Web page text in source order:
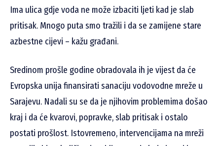
Ima ulica gdje voda ne može izbaciti ljeti kad je slab
pritisak. Mnogo puta smo tražili i da se zamijene stare
azbestne cijevi – kažu građani.
Sredinom prošle godine obradovala ih je vijest da će
Evropska unija finansirati sanaciju vodovodne mreže u
Sarajevu. Nadali su se da je njihovim problemima došao
kraj i da će kvarovi, popravke, slab pritisak i ostalo
postati prošlost. Istovremeno, intervencijama na mreži